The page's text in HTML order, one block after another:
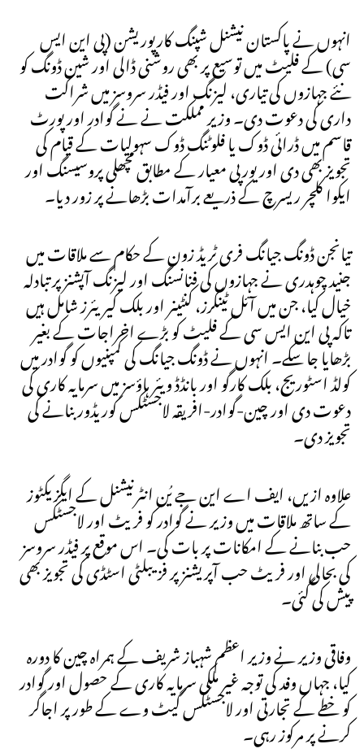
انہوں نے پاکستان نیشنل شپنگ کارپوریشن (پی این ایس
سی) کے فلیٹ میں توسیع پر بھی روشنی ڈالی اور شین ڈونگ کو
نئے جہازوں کی تیاری، لیزنگ اور فیڈر سروسز میں شراکت
داری کی دعوت دی۔ وزیر مملکت نے نے گوادر اور پورٹ
قاسم میں ڈرائی ڈوک یا فلوٹنگ ڈوک سہولیات کے قیام کی
تجویز بھی دی اور یورپی معیار کے مطابق مچھلی پروسیسنگ اور
ایکوا کلچر ریسرچ کے ذریعے برآمدات بڑھانے پر زور دیا۔
تیانجن ڈونگ جیانگ فری ٹریڈ زون کے حکام سے ملاقات میں
جنید چوہدری نے جہازوں کی فنانسنگ اور لیزنگ آپشنز پر تبادلہ
خیال کیا، جن میں آئل ٹینکرز، کنٹینر اور بلک کیریئرز شامل ہیں
تاکہ پی این ایس سی کے فلیٹ کو بڑے اخراجات کے بغیر
بڑھایا جا سکے۔ انہوں نے ڈونگ جیانگ کی کمپنیوں کو گوادر میں
کولڈ اسٹوریج، بلک کارگو اور بانڈڈ ویئر ہاؤسز میں سرمایہ کاری کی
دعوت دی اور چین-گوادر-افریقہ لاجسٹکس کوریڈور بنانے کی
تجویز دی۔
علاوہ ازیں، ایف اے این جے یُن انٹرنیشنل کے ایگزیکٹوز
کے ساتھ ملاقات میں وزیر نے گوادر کو فریٹ اور لاجسٹکس
حب بنانے کے امکانات پر بات کی۔ اس موقع پر فیڈر سروسز
کی بحالی اور فریٹ حب آپریشنز پر فزیبلٹی اسٹڈی کی تجویز بھی
پیش کی گئی۔
وفاقی وزیر نے وزیر اعظم شہباز شریف کے ہمراہ چین کا دورہ
کیا، جہاں وفد کی توجہ غیر ملکی سرمایہ کاری کے حصول اور گوادر
کو خطے کے تجارتی اور لاجسٹکس گیٹ وے کے طور پر اجاگر
کرنے پر مرکوز رہی۔